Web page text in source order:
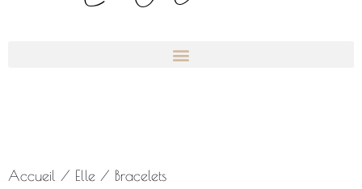
Accueil / Elle / Bracelets